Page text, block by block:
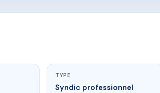
TYPE
Syndic professionnel